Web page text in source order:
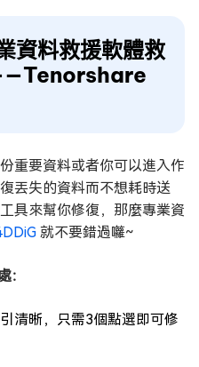
資料救援軟體救
重要資料或者你可以進入作
丟失的資料而不想耗時送
具來幫你修復，那麼專業資
就不要錯過囖~
：
清晰，只需3個點選即可修